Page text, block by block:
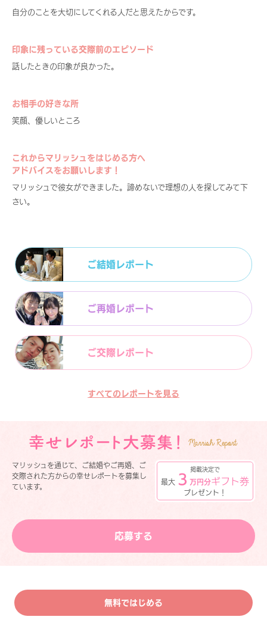
自分のことを大切にしてくれる人だと思えたからです。
印象に残っている交際前のエピソード
話したときの印象が良かった。
お相手の好きな所
笑顔、優しいところ
これからマリッシュをはじめる方へ
アドバイスをお願いします！
マリッシュで彼女ができました。諦めないで理想の人を探してみて下
さい。
ご結婚レポート
ご再婚レポート
ご交際レポート
すべてのレポートを見る
マリッシュを通じて、ご結婚やご再婚、ご
交際された方からの幸せレポートを募集し
ています。
掲載決定で
最大 ３ 万円分ギフト券
プレゼント！
応募する
無料ではじめる